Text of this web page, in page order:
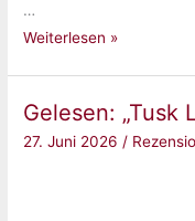
…
Gelesen:
(Silver
Elite
Weiterlesen »
Gelesen: „Tusk
27. Juni 2026 /